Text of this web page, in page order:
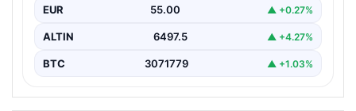
Reijnders"}, "content": "Yaz…
EUR 55.00 ▲ +0.27%
ALTIN 6497.5 ▲ +4.27%
BTC 3071779 ▲ +1.03%